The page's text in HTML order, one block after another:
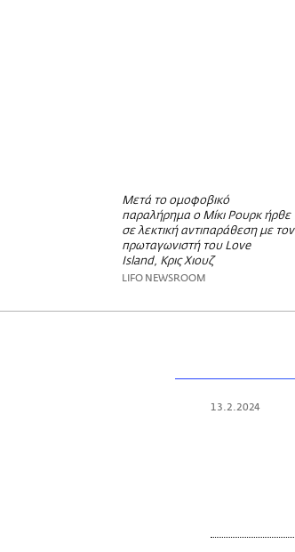
Μετά το ομοφοβικό
παραλήρημα ο Μίκι Ρουρκ ήρθε
σε λεκτική αντιπαράθεση με τον
πρωταγωνιστή του Love
Island, Κρις Χιουζ
LIFO NEWSROOM
13.2.2024